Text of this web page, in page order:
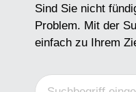
Sind Sie nicht
Problem. Mit der
einfach zu Ihrem